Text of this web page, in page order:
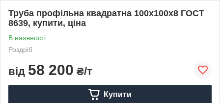
Труба профільна квадратна 100х100х8 ГОСТ
8639, купити, ціна
В наявності
Роздріб
від 58 200 ₴/т
Купити